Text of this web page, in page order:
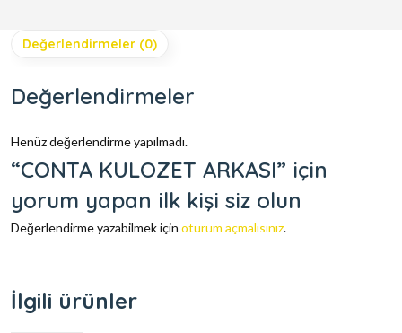
Değerlendirmeler (0)
Değerlendirmeler
Henüz değerlendirme yapılmadı.
“CONTA KULOZET ARKASI” için
yorum yapan ilk kişi siz olun
Değerlendirme yazabilmek için oturum açmalısınız.
İlgili ürünler